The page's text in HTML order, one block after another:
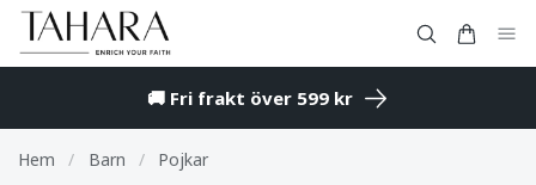
🚚 Fri frakt över 599 kr
Hem / Barn / Pojkar